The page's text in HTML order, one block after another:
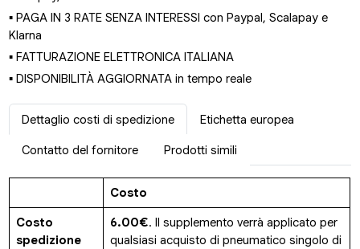
▪ PAGA IN 3 RATE SENZA INTERESSI con Paypal, Scalapay e
Klarna
▪ FATTURAZIONE ELETTRONICA ITALIANA
▪ DISPONIBILITÀ AGGIORNATA in tempo reale
Dettaglio costi di spedizione Etichetta europea
Contatto del fornitore Prodotti simili
Costo
Costo
spedizione
6.00€. Il supplemento verrà applicato per
qualsiasi acquisto di pneumatico singolo di